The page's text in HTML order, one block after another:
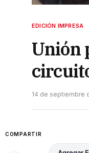
EDICIÓN IMPRESA
Unión
14 de septiembre
COMPARTIR